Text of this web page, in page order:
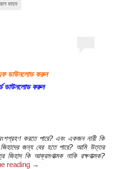
ফাহদ
ডাউনলোড করুন
ডাউনলোড করুন
করতে পারে? এবং একজন নারী কি
জিহাদের জন্য বের হতে পারে? আমি উত্তর
কি আক্রমণাত্মক নাকি রক্ষণাত্মক?
reading →